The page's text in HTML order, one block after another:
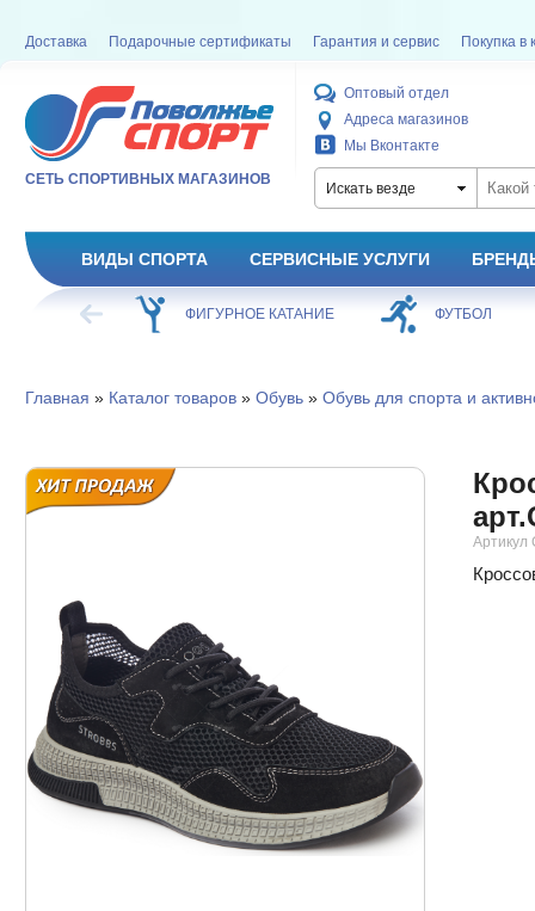
Доставка Подарочные сертификаты Гарантия и сервис Покупка в
СЕТЬ СПОРТИВНЫХ МАГАЗИНОВ
Оптовый отдел
Адреса магазинов
Мы Вконтакте
Искать везде
ВИДЫ СПОРТА СЕРВИСНЫЕ УСЛУГИ
ХОККЕЙ ФИГУРНОЕ КАТАНИЕ ФУТБОЛ
Главная » Каталог товаров» Обувь» Обувь для спорта и
Артикул